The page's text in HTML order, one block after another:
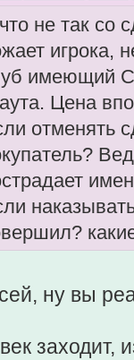
не так со
игрока,
имеющий
Цена
отменять
ну вы
заходит,